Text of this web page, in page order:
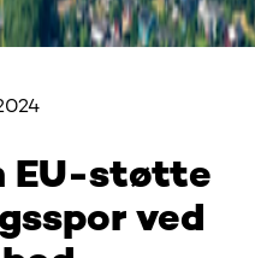
EU-støtte
ved